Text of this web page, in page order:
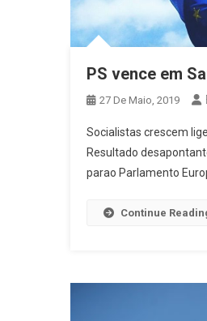
PS vence em
27 De Maio, 2019
Socialistas crescem
Resultado
parao Parlamento
Continue